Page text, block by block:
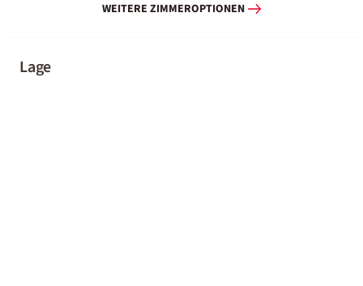
WEITERE ZIMMEROPTIONEN
Lage